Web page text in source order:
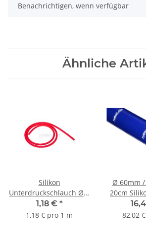
Benachrichtigen, wenn verfügbar
Ähnliche
Silikon
Unterdruckschlauch Ø 3
mm - rot
1,18 € *
1,18 € pro 1 m
Ø 60mm /
20cm
82,02